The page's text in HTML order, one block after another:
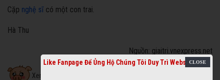
Cặp nghệ sĩ có một con trai.
Hà Thu
Nguồn: giaitri.vnexpress.net
Xem cải lương miễn phí:
Like Fanpage Để Ủng Hộ Chúng Tôi Duy Trì Website